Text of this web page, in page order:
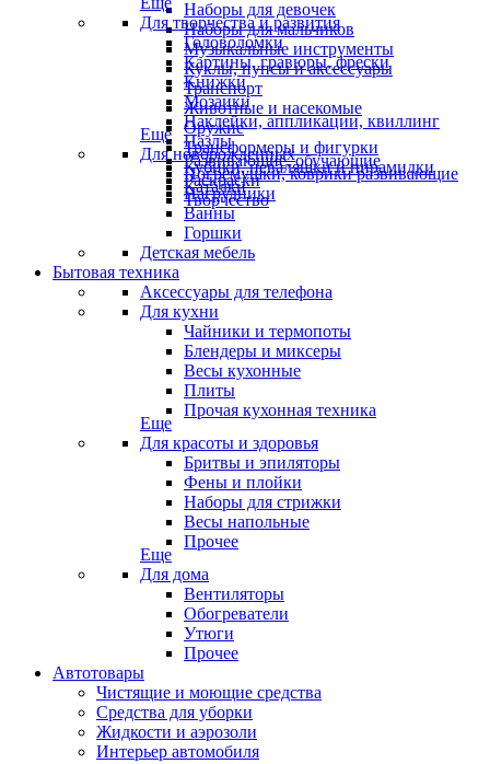
Наборы для девочек
Наборы для мальчиков
Музыкальные инструменты
Куклы, пупсы и аксессуары
Транспорт
Животные и насекомые
Оружие
Трансформеры и фигурки
Кубики, неваляшки и пирамидки
Каталки
Для творчества и развития
Головоломки
Картины, гравюры, фрески
Книжки
Мозаики
Наклейки, аппликации, квиллинг
Пазлы
Развивающие, обучающие
Раскраски
Творчество
Еще
Для новорожденных
Погремушки, коврики развивающие
Нагрудники
Ванны
Горшки
Детская мебель
Бытовая техника
Аксессуары для телефона
Для кухни
Чайники и термопоты
Блендеры и миксеры
Весы кухонные
Плиты
Прочая кухонная техника
Еще
Для красоты и здоровья
Бритвы и эпиляторы
Фены и плойки
Наборы для стрижки
Весы напольные
Прочее
Еще
Для дома
Вентиляторы
Обогреватели
Утюги
Прочее
Автотовары
Чистящие и моющие средства
Средства для уборки
Жидкости и аэрозоли
Интерьер автомобиля